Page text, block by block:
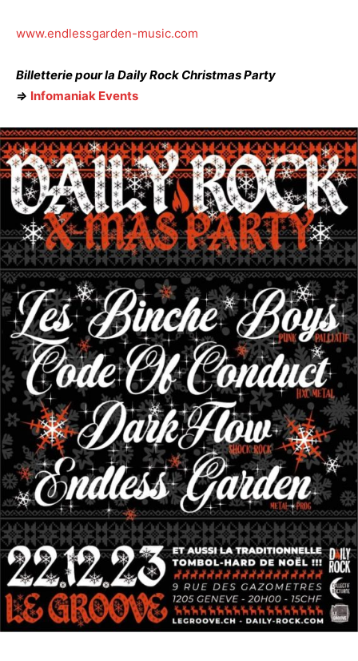
www.endlessgarden-music.com
Billetterie pour la Daily Rock Christmas Party
=> Infomaniak Events